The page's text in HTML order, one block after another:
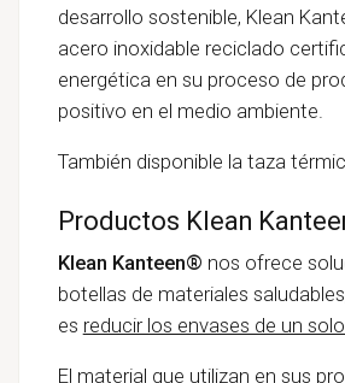
desarrollo sostenible, Klean
acero inoxidable reciclado
energética en su proceso de
positivo en el medio ambiente.
También disponible la taza
Productos Klean
Klean Kanteen® nos ofrece
botellas de materiales
es reducir los envases de un
El material que utilizan en sus